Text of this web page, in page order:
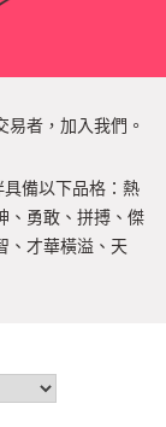
者，加入我們。
備以下品格：熱
、勇敢、拼搏、傑
、才華橫溢、天